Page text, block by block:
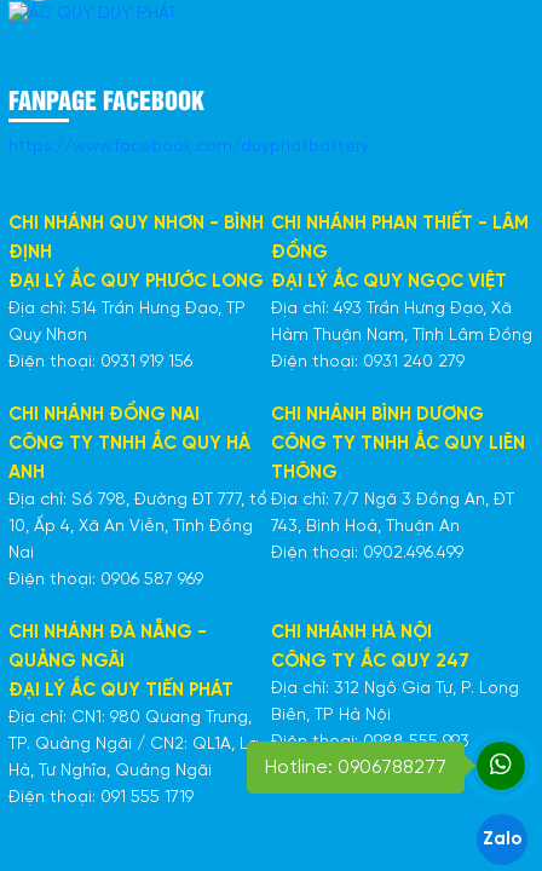
FANPAGE FACEBOOK
https://www.facebook.com/duyphatbattery
CHI NHÁNH QUY NHƠN - BÌNH
ĐỊNH
ĐẠI LÝ ẮC QUY PHƯỚC LONG
Địa chỉ: 514 Trần Hưng Đạo, TP
Quy Nhơn
Điện thoại: 0931 919 156
CHI NHÁNH PHAN THIẾT - LÂM
ĐỒNG
ĐẠI LÝ ẮC QUY NGỌC VIỆT
Địa chỉ: 493 Trần Hưng Đạo, Xã
Hàm Thuận Nam, Tỉnh Lâm Đồng
Điện thoại: 0931 240 279
CHI NHÁNH ĐỒNG NAI
CÔNG TY TNHH ẮC QUY HÀ
ANH
Địa chỉ: Số 798, Đường ĐT 777, tổ
10, Ấp 4, Xã An Viễn, Tỉnh Đồng
Nai
Điện thoại: 0906 587 969
CHI NHÁNH BÌNH DƯƠNG
CÔNG TY TNHH ẮC QUY LIÊN
THÔNG
Địa chỉ: 7/7 Ngã 3 Đồng An, ĐT
743, Bình Hoà, Thuận An
Điện thoại: 0902.496.499
CHI NHÁNH ĐÀ NẴNG -
QUẢNG NGÃI
ĐẠI LÝ ẮC QUY TIẾN PHÁT
Địa chỉ: CN1: 980 Quang Trung,
TP. Quảng Ngãi / CN2: QL1A, La
Hà, Tư Nghĩa, Quảng Ngãi
Điện thoại: 091 555 1719
CHI NHÁNH HÀ NỘI
CÔNG TY ẮC QUY 247
Địa chỉ: 312 Ngô Gia Tự, P. Long
Biên, TP Hà Nội
Điện thoại: 0988 555 993
Hotline: 0906788277
Zalo